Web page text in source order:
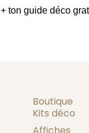
+ ton guide déco
Boutique
Kits déco